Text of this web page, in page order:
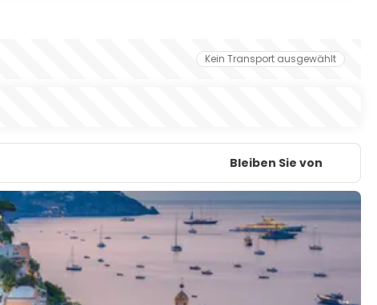
Kein Transport ausgewählt
Bleiben Sie von